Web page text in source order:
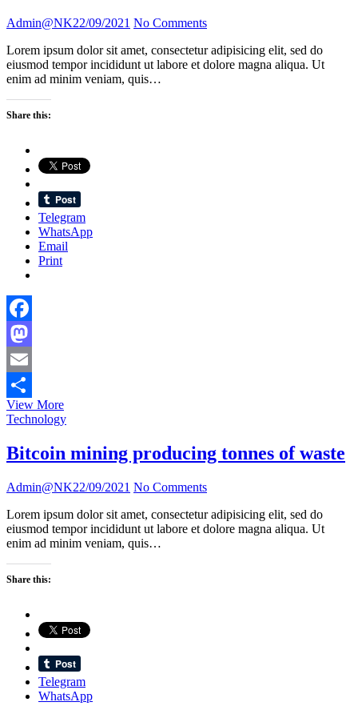
influencer
Admin@NK22/09/2021 No Comments
Lorem ipsum dolor sit amet, consectetur adipisicing elit, sed do
eiusmod tempor incididunt ut labore et dolore magna aliqua. Ut
enim ad minim veniam, quis…
Share this:
Telegram
WhatsApp
Email
Print
Facebook
Mastodon
Email
Share
View MoreWhy
even
ships
can’t
the
crisis
Technology
Bitcoin mining producing tonnes of waste
Admin@NK22/09/2021 No Comments
Lorem ipsum dolor sit amet, consectetur adipisicing elit, sed do
eiusmod tempor incididunt ut labore et dolore magna aliqua. Ut
enim ad minim veniam, quis…
Share this:
Telegram
WhatsApp